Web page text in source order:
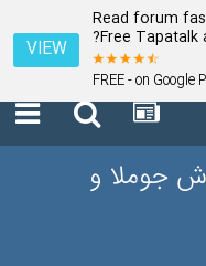
Read forum
Free Tapatalk
FREE - on Google
VIEW
جوملا و